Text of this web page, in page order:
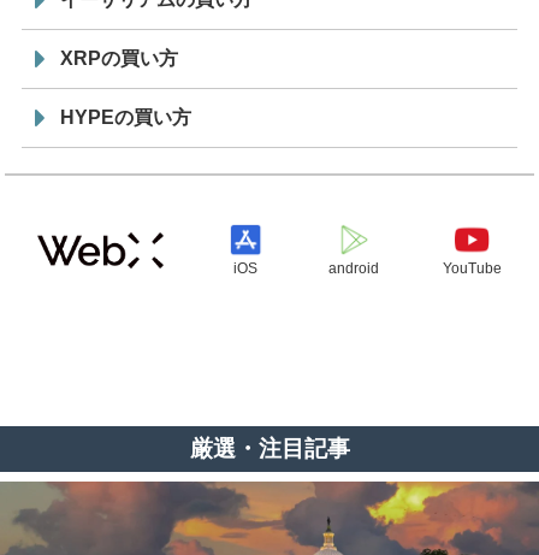
XRPの買い方
HYPEの買い方
iOS android YouTube
厳選・注目記事